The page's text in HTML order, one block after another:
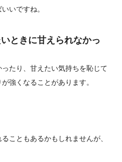
いですね。
ときに甘えられなかっ
たり、甘えたい気持ちを恥じて
強くなることがあります。
こともあるかもしれませんが、